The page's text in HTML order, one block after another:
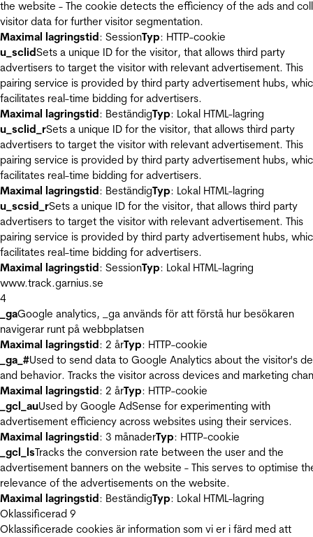
the website - The cookie detects the efficiency of the ads and
visitor data for further visitor segmentation.
Maximal lagringstid: SessionTyp: HTTP-cookie
u_sclidSets a unique ID for the visitor, that allows third party
advertisers to target the visitor with relevant advertisement. This
pairing service is provided by third party advertisement hubs,
facilitates real-time bidding for advertisers.
Maximal lagringstid: BeständigTyp: Lokal HTML-lagring
u_sclid_rSets a unique ID for the visitor, that allows third party
advertisers to target the visitor with relevant advertisement. This
pairing service is provided by third party advertisement hubs,
facilitates real-time bidding for advertisers.
Maximal lagringstid: BeständigTyp: Lokal HTML-lagring
u_scsid_rSets a unique ID for the visitor, that allows third party
advertisers to target the visitor with relevant advertisement. This
pairing service is provided by third party advertisement hubs,
facilitates real-time bidding for advertisers.
Maximal lagringstid: SessionTyp: Lokal HTML-lagring
www.track.garnius.se
4
_gaGoogle analytics, _ga används för att förstå hur besökaren
navigerar runt på webbplatsen
Maximal lagringstid: 2 årTyp: HTTP-cookie
_ga_#Used to send data to Google Analytics about the visitor's
and behavior. Tracks the visitor across devices and marketing
Maximal lagringstid: 2 årTyp: HTTP-cookie
_gcl_auUsed by Google AdSense for experimenting with
advertisement efficiency across websites using their services.
Maximal lagringstid: 3 månaderTyp: HTTP-cookie
_gcl_lsTracks the conversion rate between the user and the
advertisement banners on the website - This serves to optimise
relevance of the advertisements on the website.
Maximal lagringstid: BeständigTyp: Lokal HTML-lagring
Oklassificerad 9
Oklassificerade cookies är information som vi er i färd med att